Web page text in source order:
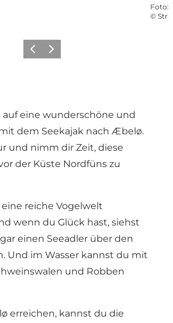
Foto:
©
Vorherige Folie
Nächste Folie
eine wunderschöne und
dem Seekajak nach Æbelø.
und nimm dir Zeit, diese
der Küste Nordfüns zu
reiche Vogelwelt
wenn du Glück hast, siehst
einen Seeadler über den
Und im Wasser kannst du mit
und Robben
erreichen, kannst du die